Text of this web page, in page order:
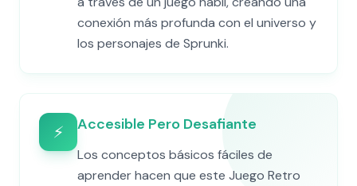
conexión más profunda con el universo y
los personajes de Sprunki.
⚡ Accesible Pero Desafiante
Los conceptos básicos fáciles de
aprender hacen que este Juego Retro